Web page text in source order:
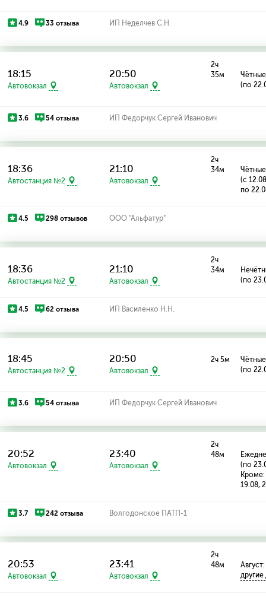
4.9 33 отзыва ИП Неделчев С.Н.
18:15
Автовокзал
20:50
Автовокзал
2ч
35м
(по
3.6 54 отзыва ИП Федорчук Сергей Иванович
18:36
Автостанция №2
21:10
Автовокзал
2ч
34м
(с
по
4.5 298 отзывов ООО "Альфатур"
18:36
Автостанция №2
21:10
Автовокзал
2ч
34м
(по
4.5 62 отзыва ИП Василенко Н.Н.
18:45
Автостанция №2
20:50
Автовокзал
2ч 5м
(по
3.6 54 отзыва ИП Федорчук Сергей Иванович
20:52
Автовокзал
23:40
Автовокзал
2ч
48м
(по
Кроме:
19.08,
3.7 242 отзыва Волгодонское ПАТП-1
20:53
Автовокзал
23:41
Автовокзал
2ч
48м